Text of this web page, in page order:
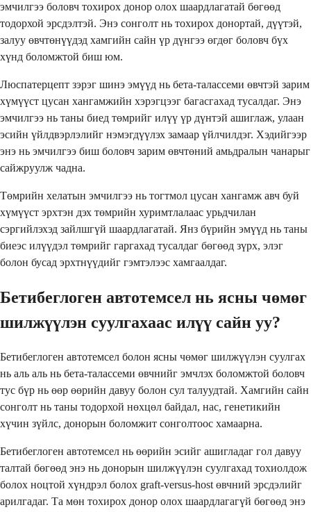
эмчилгээ боловч тохирох донор олох шаардлагатай бөгөөд
тодорхой эрсдэлтэй. Энэ сонголт нь тохирох донортай, дүүтэй,
залуу өвчтөнүүдэд хамгийн сайн үр дүнгээ өгдөг боловч бүх
хүнд боломжтой биш юм.
Люспатерцепт зэрэг шинэ эмүүд нь бета-талассеми өвчтэй зарим
хүмүүст цусан хангамжийн хэрэгцээг багасгахад тусалдаг. Энэ
эмчилгээ нь таны биед төмрийг илүү үр дүнтэй ашиглаж, улаан
эсийн үйлдвэрлэлийг нэмэгдүүлэх замаар үйлчилдэг. Хэдийгээр
энэ нь эмчилгээ биш боловч зарим өвчтөний амьдралын чанарыг
сайжруулж чадна.
Төмрийн хелатын эмчилгээ нь тогтмол цусан хангамж авч буй
хүмүүст эрхтэн дэх төмрийн хуримтлалаас урьдчилан
сэргийлэхэд зайлшгүй шаардлагатай. Янз бүрийн эмүүд нь таны
биеэс илүүдэл төмрийг гаргахад тусалдаг бөгөөд зүрх, элэг
болон бусад эрхтнүүдийг гэмтэлээс хамгаалдаг.
Бетибеглоген автотемсел нь ясны чөмөг
шилжүүлэн суулгахаас илүү сайн уу?
Бетибеглоген автотемсел болон ясны чөмөг шилжүүлэн суулгах
нь аль аль нь бета-талассеми өвчнийг эмчлэх боломжтой боловч
тус бүр нь өөр өөрийн давуу болон сул талуудтай. Хамгийн сайн
сонголт нь таны тодорхой нөхцөл байдал, нас, генетикийн
хүчин зүйлс, донорын боломжит сонголтоос хамаарна.
Бетибеглоген автотемсел нь өөрийн эсийг ашигладаг гол давуу
талтай бөгөөд энэ нь донорын шилжүүлэн суулгахад тохиолдож
болох ноцтой хүндрэл болох graft-versus-host өвчний эрсдэлийг
арилгадаг. Та мөн тохирох донор олох шаардлагагүй бөгөөд энэ